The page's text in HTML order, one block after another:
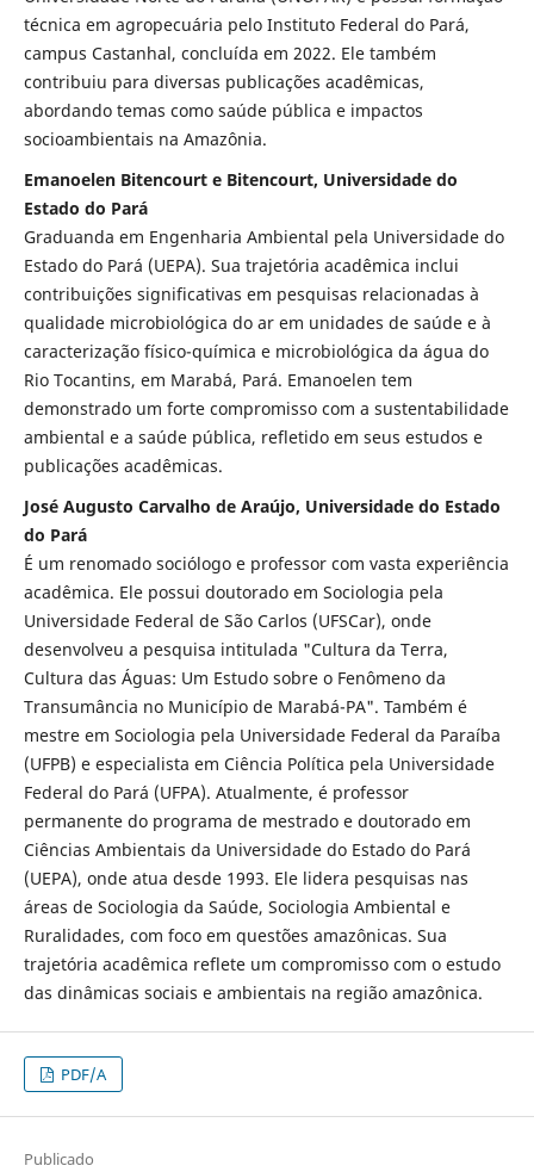
técnica em agropecuária pelo Instituto Federal do Pará,
campus Castanhal, concluída em 2022. Ele também
contribuiu para diversas publicações acadêmicas,
abordando temas como saúde pública e impactos
socioambientais na Amazônia.
Emanoelen Bitencourt e Bitencourt, Universidade do
Estado do Pará
Graduanda em Engenharia Ambiental pela Universidade do
Estado do Pará (UEPA). Sua trajetória acadêmica inclui
contribuições significativas em pesquisas relacionadas à
qualidade microbiológica do ar em unidades de saúde e à
caracterização físico-química e microbiológica da água do
Rio Tocantins, em Marabá, Pará. Emanoelen tem
demonstrado um forte compromisso com a sustentabilidade
ambiental e a saúde pública, refletido em seus estudos e
publicações acadêmicas.
José Augusto Carvalho de Araújo, Universidade do Estado
do Pará
É um renomado sociólogo e professor com vasta experiência
acadêmica. Ele possui doutorado em Sociologia pela
Universidade Federal de São Carlos (UFSCar), onde
desenvolveu a pesquisa intitulada "Cultura da Terra,
Cultura das Águas: Um Estudo sobre o Fenômeno da
Transumância no Município de Marabá-PA". Também é
mestre em Sociologia pela Universidade Federal da Paraíba
(UFPB) e especialista em Ciência Política pela Universidade
Federal do Pará (UFPA). Atualmente, é professor
permanente do programa de mestrado e doutorado em
Ciências Ambientais da Universidade do Estado do Pará
(UEPA), onde atua desde 1993. Ele lidera pesquisas nas
áreas de Sociologia da Saúde, Sociologia Ambiental e
Ruralidades, com foco em questões amazônicas. Sua
trajetória acadêmica reflete um compromisso com o estudo
das dinâmicas sociais e ambientais na região amazônica.
PDF/A
Publicado